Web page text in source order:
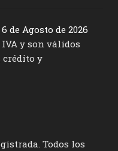
de Agosto de 2026
y son válidos
crédito y
Todos los